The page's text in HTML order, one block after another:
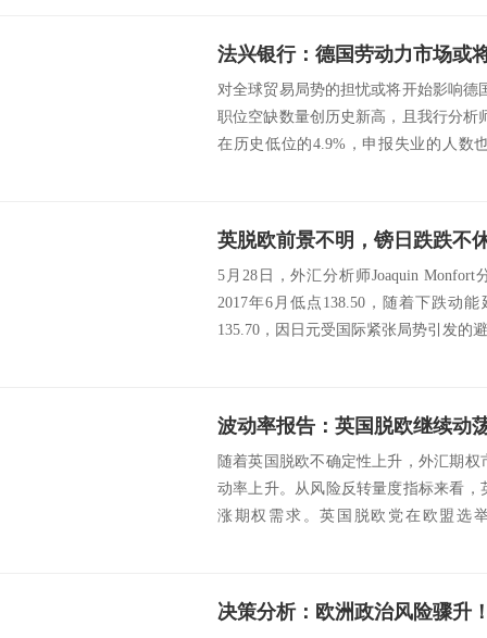
法兴银行：德国劳动力市场或
对全球贸易局势的担忧或将开始影响德
职位空缺数量创历史新高，且我行分析
在历史低位的4.9%，申报失业的人数
英脱欧前景不明，镑日跌跌不
5月28日，外汇分析师Joaquin
2017年6月低点138.50，随着下跌动
135.70，因日元受国际紧张局势引发的
随着英国脱欧不确定性上升，外汇期
动率上升。从风险反转量度指标来看
涨期权需求。英国脱欧党在欧盟选